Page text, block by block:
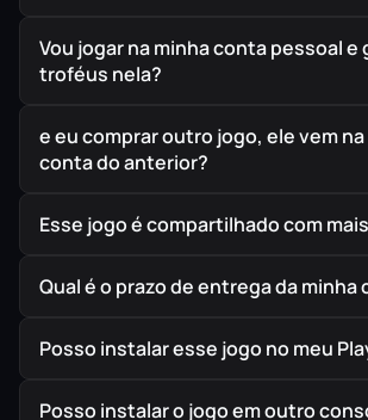
NFL (Somente para PS5)
Aproveite um modo Franquia ainda
de novidades para quem busca levar
Draft renovado– Experimente a
NFL com a presença de Roger Goodell
Histórias personalizadas–
narrativas exclusivas.
gostinho da vitória como nunca
Vou jogar na minha conta pessoal e
troféus nela?
e eu comprar outro jogo, ele vem
conta do anterior?
Esse jogo é compartilhado com
Qual é o prazo de entrega da minha
Posso instalar esse jogo no meu
Posso instalar o jogo em outro